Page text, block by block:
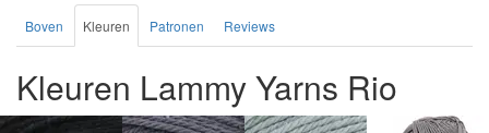
Boven Kleuren Patronen Reviews
Kleuren Lammy Yarns Rio